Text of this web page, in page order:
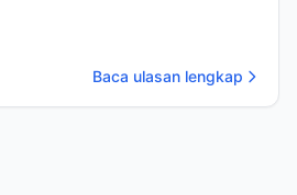
Baca ulasan lengkap